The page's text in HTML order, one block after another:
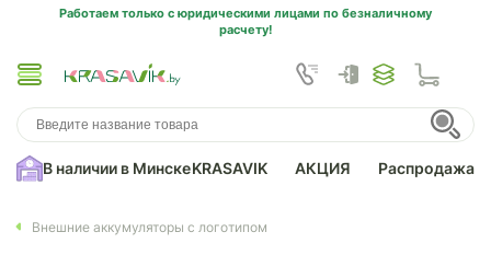
Работаем только с юридическими лицами по безналичному
расчету!
В наличии в МинскеKRASAVIK АКЦИЯ Распродажа
Внешние аккумуляторы с логотипом